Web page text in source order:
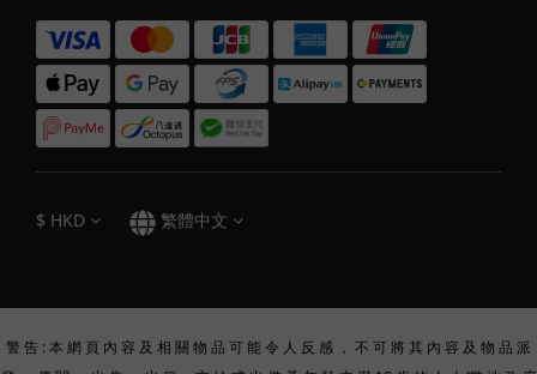
$ HKD 繁體中文
警 告 : 本 網 頁 內 容 及 相 關 物 品 可 能 令 人 反 感 ， 不 可 將 其 內 容 及 物 品 派